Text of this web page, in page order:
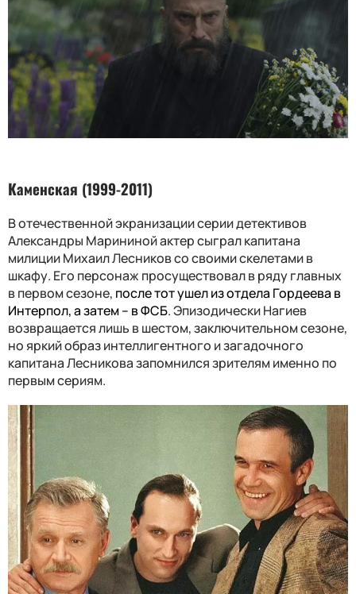
Каменская (1999-2011)
В отечественной экранизации серии детективов
Александры Марининой актер сыграл капитана
милиции Михаил Лесников со своими скелетами в
шкафу. Его персонаж просуществовал в ряду главных
в первом сезоне, после тот ушел из отдела Гордеева в
Интерпол, а затем – в ФСБ. Эпизодически Нагиев
возвращается лишь в шестом, заключительном сезоне,
но яркий образ интеллигентного и загадочного
капитана Лесникова запомнился зрителям именно по
первым сериям.